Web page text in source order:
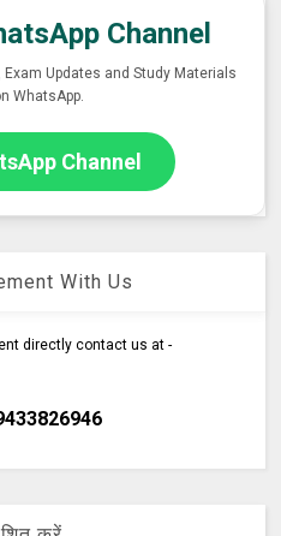
Channel
Updates and Study Materials
WhatsApp.
Channel
With Us
directly contact us at -